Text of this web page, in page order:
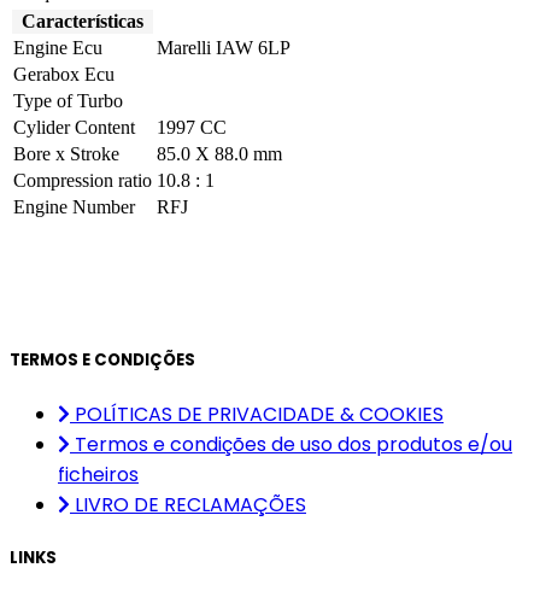
Características
Engine Ecu
Marelli IAW 6LP
Gerabox Ecu
Type of Turbo
Cylider Content
1997 CC
Bore x Stroke
85.0 X 88.0 mm
Compression ratio 10.8 : 1
Engine Number
RFJ
TERMOS E CONDIÇÕES
POLÍTICAS DE PRIVACIDADE & COOKIES
Termos e condições de uso dos produtos e/ou
ficheiros
LIVRO DE RECLAMAÇÕES
LINKS